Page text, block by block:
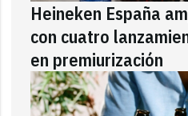
Heineken España
con cuatro
en premiurización